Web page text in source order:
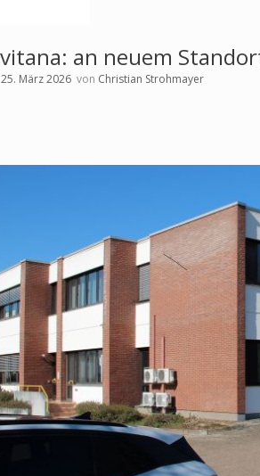
an neuem
25. März 2026 von Christian Strohmayer